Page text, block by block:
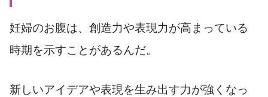
妊婦のお腹は、創造力や表現力が高まっている
時期を示すことがあるんだ。
新しいアイデアや表現を生み出す力が強くなっ